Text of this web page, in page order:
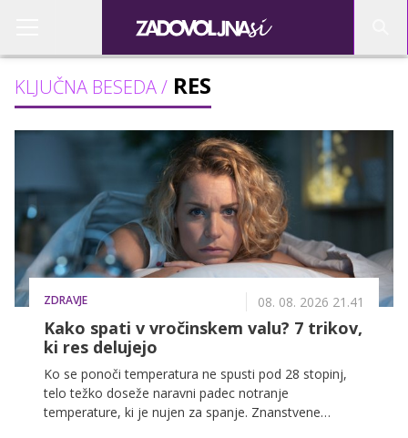
KLJUČNA BESEDA / RES
ZDRAVJE 08. 08. 2026 21.41
Kako spati v vročinskem valu? 7 trikov,
ki res delujejo
Ko se ponoči temperatura ne spusti pod 28 stopinj,
telo težko doseže naravni padec notranje
temperature, ki je nujen za spanje. Znanstvene